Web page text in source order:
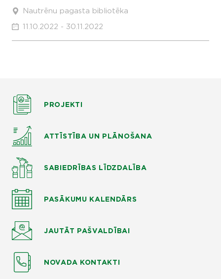
Nautrēnu pagasta bibliotēka
11.10.2022 - 30.11.2022
PROJEKTI
ATTĪSTĪBA UN PLĀNOŠANA
SABIEDRĪBAS LĪDZDALĪBA
PASĀKUMU KALENDĀRS
JAUTĀT PAŠVALDĪBAI
NOVADA KONTAKTI